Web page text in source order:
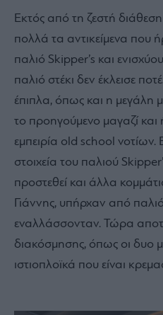
Εκτός από τη ζεστή διάθεση
πολλά τα αντικείμενα που
παλιό Skipper’s και
παλιό στέκι δεν έκλεισε
έπιπλα, όπως και η
το προηγούμενο μαγαζί
εμπειρία old school
στοιχεία του παλιού
προστεθεί και άλλα
Γιάννης, υπήρχαν από
εναλλάσσονταν. Τώρα
διακόσμησης, όπως οι δυο
ιστιοπλοϊκά που είναι